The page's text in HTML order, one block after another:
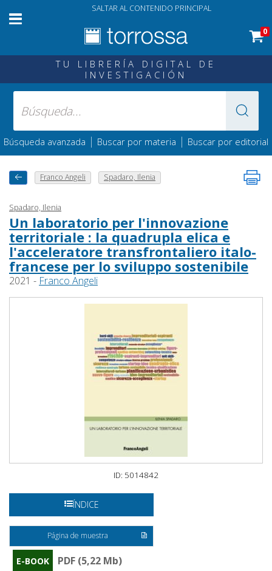
SALTAR AL CONTENIDO PRINCIPAL
0
TU LIBRERÍA DIGITAL DE
INVESTIGACIÓN
Búsqueda avanzada | Buscar por materia | Buscar por editorial
Franco Angeli Spadaro, Ilenia
Spadaro, Ilenia
Un laboratorio per l'innovazione
territoriale : la quadrupla elica e
l'acceleratore transfrontaliero italo-
francese per lo sviluppo sostenibile
2021 - Franco Angeli
ID: 5014842
ÍNDICE
Página de muestra
E-BOOK
PDF (5,22 Mb)